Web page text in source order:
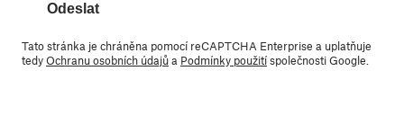
Odeslat
Tato stránka je chráněna pomocí reCAPTCHA Enterprise a uplatňuje
tedyOchranu osobních údajůa Podmínky použitíspolečnosti Google.